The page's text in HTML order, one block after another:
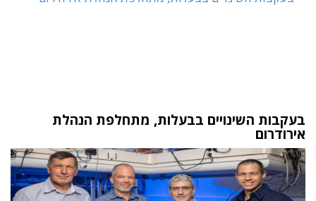
בעקבות השינויים בבעלות, מתחלפת הנהלת
אירודרום